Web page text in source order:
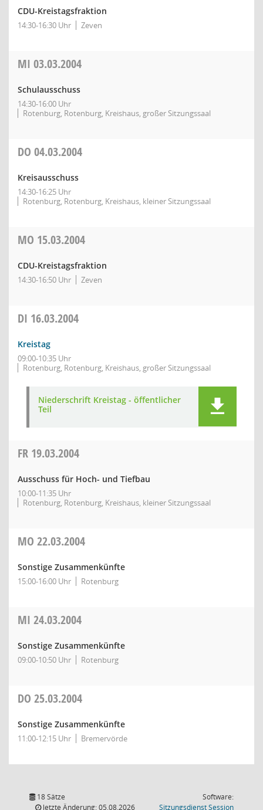
CDU-Kreistagsfraktion
14:30-16:30 Uhr Zeven
MI 03.03.2004
Schulausschuss
14:30-16:00 Uhr
Rotenburg, Rotenburg, Kreishaus, großer Sitzungssaal
DO 04.03.2004
Kreisausschuss
14:30-16:25 Uhr
Rotenburg, Rotenburg, Kreishaus, kleiner Sitzungssaal
MO 15.03.2004
CDU-Kreistagsfraktion
14:30-16:50 Uhr Zeven
DI 16.03.2004
Kreistag
09:00-10:35 Uhr
Rotenburg, Rotenburg, Kreishaus, großer Sitzungssaal
Niederschrift Kreistag - öffentlicher
Teil
FR 19.03.2004
Ausschuss für Hoch- und Tiefbau
10:00-11:35 Uhr
Rotenburg, Rotenburg, Kreishaus, kleiner Sitzungssaal
MO 22.03.2004
Sonstige Zusammenkünfte
15:00-16:00 Uhr Rotenburg
MI 24.03.2004
Sonstige Zusammenkünfte
09:00-10:50 Uhr Rotenburg
DO 25.03.2004
Sonstige Zusammenkünfte
11:00-12:15 Uhr Bremervörde
18 Sätze
letzte Änderung: 05.08.2026
Software:
SitzungsdienstSession(Wird in